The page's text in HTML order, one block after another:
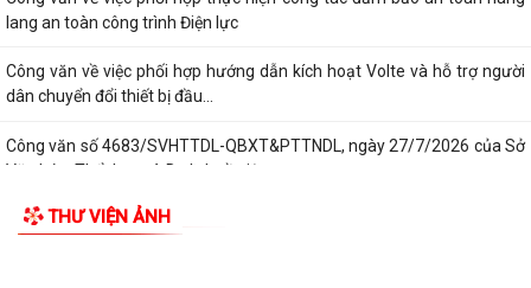
toàn quốc (lần thứ 1) năm...
Nghị quyết số 23/2026/NQ-HĐND ngày 28/7/2026 của Hội đồng nhân
dân thành phố Hải Phòng Quy định mức...
Công văn về việc phối hợp thực hiện công tác đảm bảo an toàn hàng
lang an toàn công trình Điện lực
Công văn về việc phối hợp hướng dẫn kích hoạt Volte và hỗ trợ người